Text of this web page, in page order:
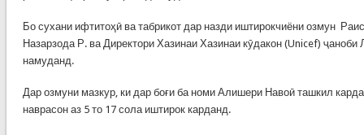
Бо сухани ифтитоҳӣ ва табрикот дар назди иштирокчиёни озмун
Назарзода Р. ва Директори Хазинаи Хазинаи кӯдакон (Unicef)
намуданд.
Дар озмуни мазкур, ки дар боғи ба номи Алишери Навоӣ ташкил
наврасон аз 5 то 17 сола иштирок карданд.